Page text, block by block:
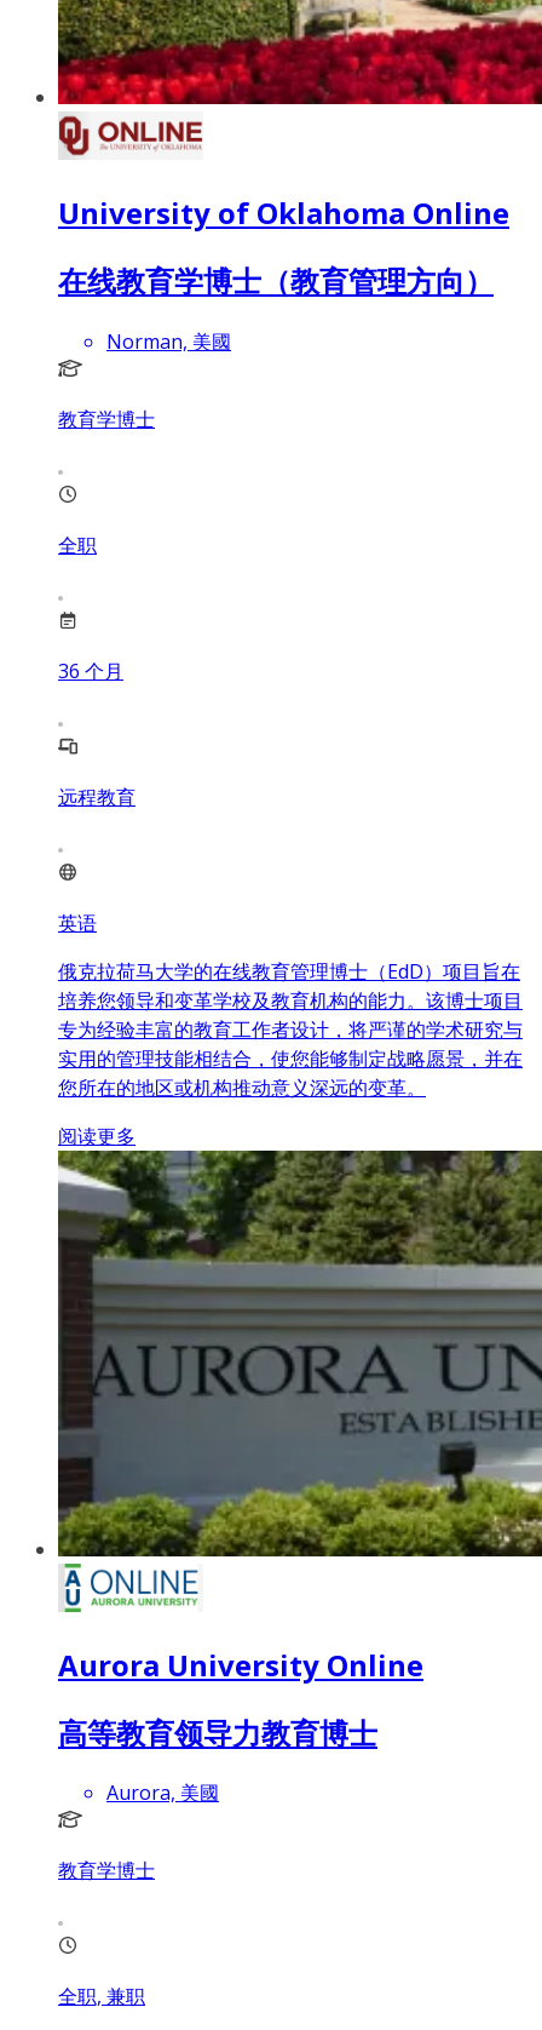
University of Oklahoma Online
在线教育学博士（教育管理方向）
Norman, 美國
教育学博士
全职
36 个月
远程教育
英语
俄克拉荷马大学的在线教育管理博士（EdD）项目旨在
培养您领导和变革学校及教育机构的能力。该博士项目
专为经验丰富的教育工作者设计，将严谨的学术研究与
实用的管理技能相结合，使您能够制定战略愿景，并在
您所在的地区或机构推动意义深远的变革。
阅读更多
Aurora University Online
高等教育领导力教育博士
Aurora, 美國
教育学博士
全职, 兼职